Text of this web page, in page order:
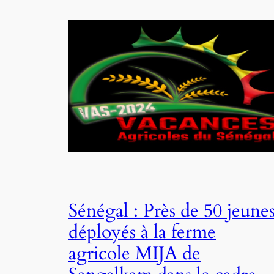
Sénégal : Près de 50
déployés à la ferme
agricole MIJA de